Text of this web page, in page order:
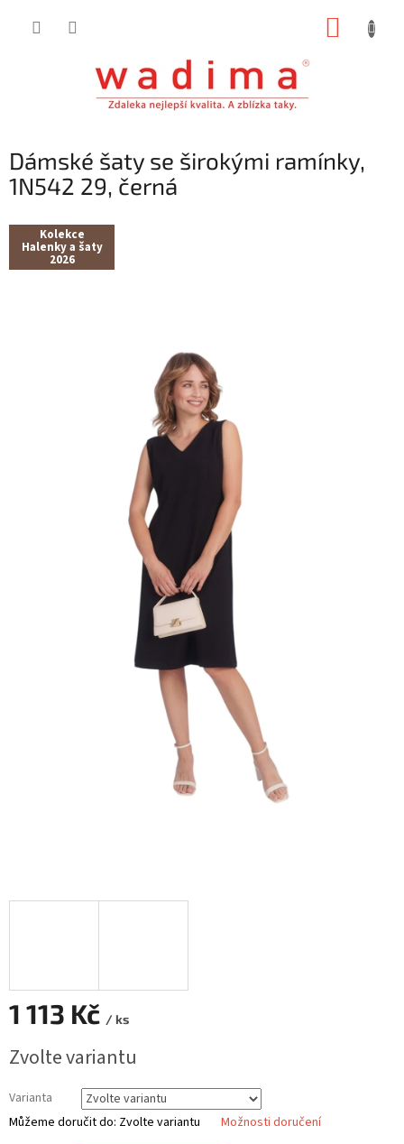
Dámské šaty se širokými ramínky,
1N542 29, černá
Kolekce
Halenky a šaty
2026
1 113 Kč / ks
cena:
Zvolte variantu
Varianta
Můžeme doručit do: Zvolte variantu Možnosti doručení